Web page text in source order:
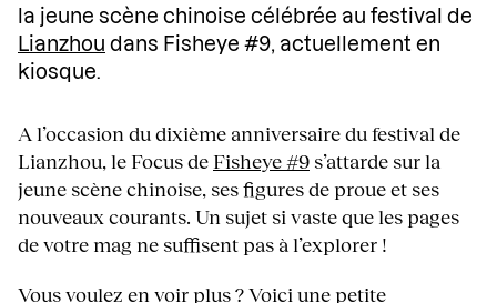
la jeune scène chinoise célébrée au festival de
Lianzhou dans Fisheye #9, actuellement en
kiosque.
A l’occasion du dixième anniversaire du festival de
Lianzhou, le Focus de Fisheye #9 s’attarde sur la
jeune scène chinoise, ses figures de proue et ses
nouveaux courants. Un sujet si vaste que les pages
de votre mag ne suffisent pas à l’explorer !
Vous voulez en voir plus ? Voici une petite